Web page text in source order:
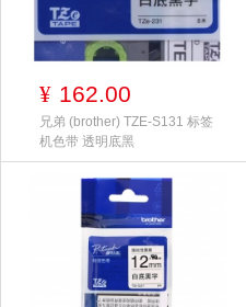
¥ 162.00
兄弟 (brother) TZE-S131 标签
机色带 透明底黑